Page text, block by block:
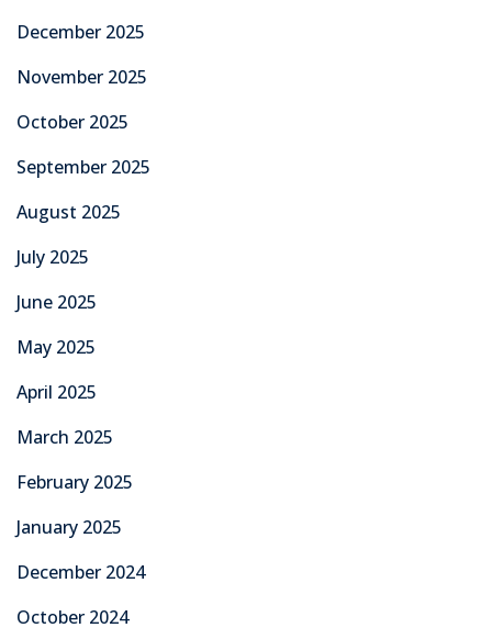
December 2025
November 2025
October 2025
September 2025
August 2025
July 2025
June 2025
May 2025
April 2025
March 2025
February 2025
January 2025
December 2024
October 2024